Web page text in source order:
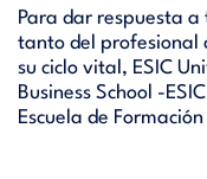
Para dar respuesta
tanto del profesional
su ciclo vital, ESIC
Business School -
Escuela de